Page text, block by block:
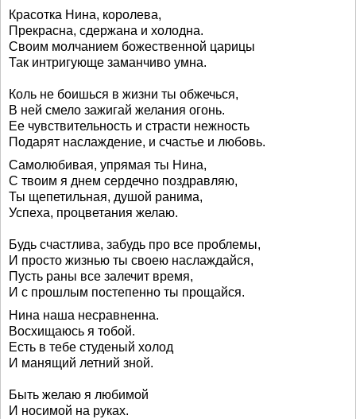
Красотка Нина, королева,
Прекрасна, сдержана и холодна.
Своим молчанием божественной царицы
Так интригующе заманчиво умна.
Коль не боишься в жизни ты обжечься,
В ней смело зажигай желания огонь.
Ее чувствительность и страсти нежность
Подарят наслаждение, и счастье и любовь.
Самолюбивая, упрямая ты Нина,
С твоим я днем сердечно поздравляю,
Ты щепетильная, душой ранима,
Успеха, процветания желаю.
Будь счастлива, забудь про все проблемы,
И просто жизнью ты своею наслаждайся,
Пусть раны все залечит время,
И с прошлым постепенно ты прощайся.
Нина наша несравненна.
Восхищаюсь я тобой.
Есть в тебе студеный холод
И манящий летний зной.
Быть желаю я любимой
И носимой на руках.